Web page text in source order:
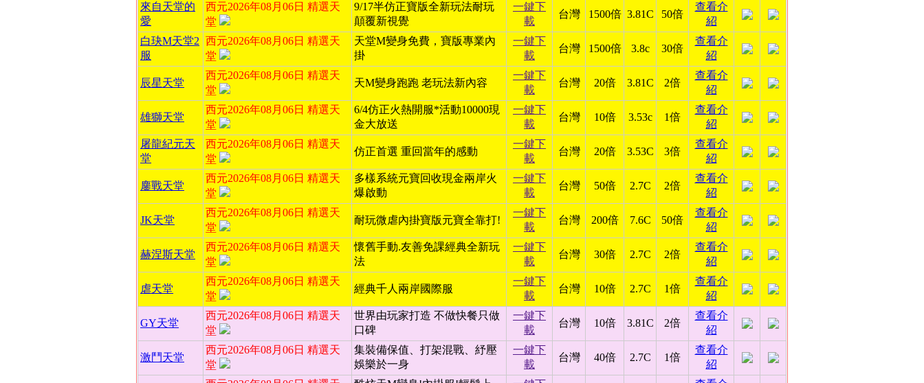
來自天堂的
愛
西元2026年08月06日 精選天
堂
9/17半仿正寶版全新玩法耐玩
顛覆新視覺
一鍵下
載
台灣 1500倍 3.81C 50倍
查看介
紹
白玦M天堂2
服
西元2026年08月06日 精選天
堂
天堂M變身免費，寶版專業內
掛
一鍵下
載
台灣 1500倍 3.8c 30倍
查看介
紹
辰星天堂
西元2026年08月06日 精選天
堂
天M變身跑跑 老玩法新內容
一鍵下
載
台灣 20倍 3.81C 2倍
查看介
紹
雄獅天堂
西元2026年08月06日 精選天
堂
6/4仿正火熱開服*活動10000現
金大放送
一鍵下
載
台灣 10倍 3.53c 1倍
查看介
紹
屠龍紀元天
堂
西元2026年08月06日 精選天
堂
仿正首選 重回當年的感動
一鍵下
載
台灣 20倍 3.53C 3倍
查看介
紹
鏖戰天堂
西元2026年08月06日 精選天
堂
多樣系統元寶回收現金兩岸火
爆啟動
一鍵下
載
台灣 50倍 2.7C 2倍
查看介
紹
JK天堂
西元2026年08月06日 精選天
堂
耐玩微虐內掛寶版元寶全靠打!
一鍵下
載
台灣 200倍 7.6C 50倍
查看介
紹
赫涅斯天堂
西元2026年08月06日 精選天
堂
懷舊手動.友善免課經典全新玩
法
一鍵下
載
台灣 30倍 2.7C 2倍
查看介
紹
虐天堂
西元2026年08月06日 精選天
堂
經典千人兩岸國際服
一鍵下
載
台灣 10倍 2.7C 1倍
查看介
紹
GY天堂
西元2026年08月06日 精選天
堂
世界由玩家打造 不做快餐只做
口碑
一鍵下
載
台灣 10倍 3.81C 2倍
查看介
紹
激鬥天堂
西元2026年08月06日 精選天
堂
集裝備保值、打架混戰、紓壓
娛樂於一身
一鍵下
載
台灣 40倍 2.7C 1倍
查看介
紹